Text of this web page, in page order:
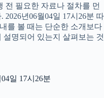
전 필요한 자료나 절차를 먼
년06월04일 17시26분 따
를 볼 때는 단순한 소개보다
명되어 있는지 살펴보는 것
일 17시26분